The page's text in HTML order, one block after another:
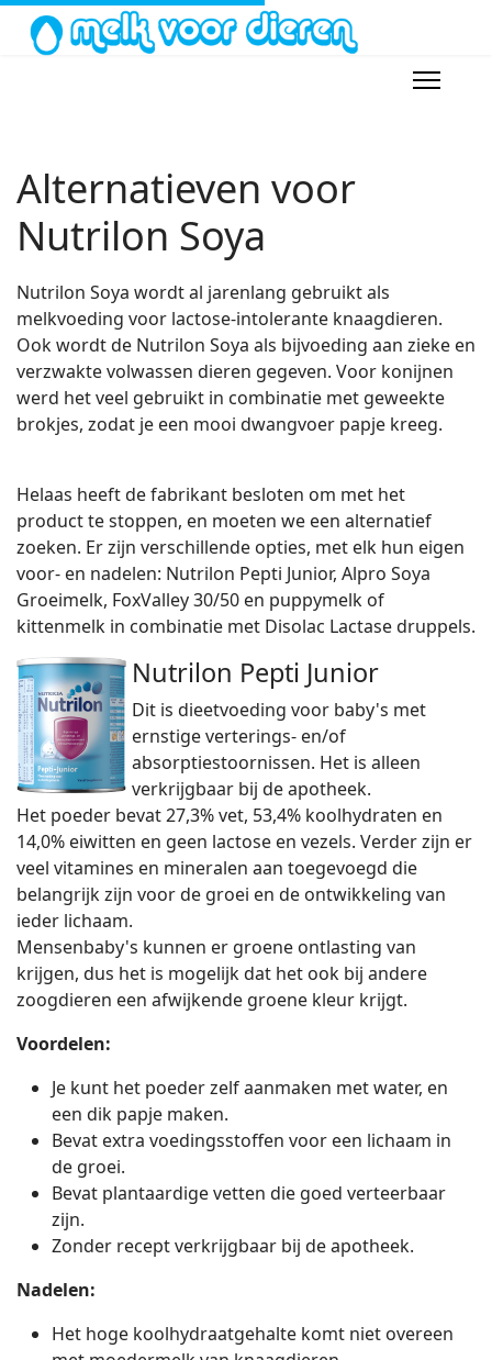
Alternatieven voor
Nutrilon Soya
Nutrilon Soya wordt al jarenlang gebruikt als
melkvoeding voor lactose-intolerante knaagdieren.
Ook wordt de Nutrilon Soya als bijvoeding aan zieke en
verzwakte volwassen dieren gegeven. Voor konijnen
werd het veel gebruikt in combinatie met geweekte
brokjes, zodat je een mooi dwangvoer papje kreeg.
Helaas heeft de fabrikant besloten om met het
product te stoppen, en moeten we een alternatief
zoeken. Er zijn verschillende opties, met elk hun eigen
voor- en nadelen: Nutrilon Pepti Junior, Alpro Soya
Groeimelk, FoxValley 30/50 en puppymelk of
kittenmelk in combinatie met Disolac Lactase druppels.
Nutrilon Pepti Junior
Dit is dieetvoeding voor baby's met
ernstige verterings- en/of
absorptiestoornissen. Het is alleen
verkrijgbaar bij de apotheek.
Het poeder bevat 27,3% vet, 53,4% koolhydraten en
14,0% eiwitten en geen lactose en vezels. Verder zijn er
veel vitamines en mineralen aan toegevoegd die
belangrijk zijn voor de groei en de ontwikkeling van
ieder lichaam.
Mensenbaby's kunnen er groene ontlasting van
krijgen, dus het is mogelijk dat het ook bij andere
zoogdieren een afwijkende groene kleur krijgt.
Voordelen:
Je kunt het poeder zelf aanmaken met water, en
een dik papje maken.
Bevat extra voedingsstoffen voor een lichaam in
de groei.
Bevat plantaardige vetten die goed verteerbaar
zijn.
Zonder recept verkrijgbaar bij de apotheek.
Nadelen:
Het hoge koolhydraatgehalte komt niet overeen